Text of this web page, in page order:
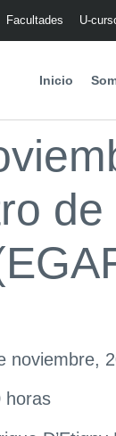
Facultades U-
Inicio
noviembre,
horas